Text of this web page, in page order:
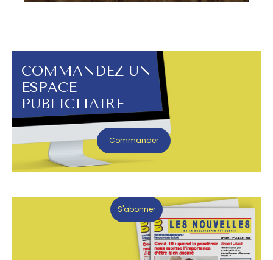
COMMANDEZ UN
ESPACE
PUBLICITAIRE
Commander
S'abonner